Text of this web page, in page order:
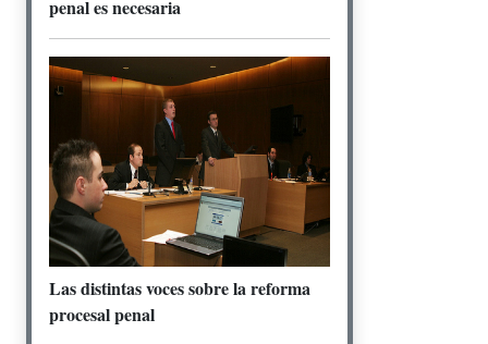
penal es necesaria
Las distintas voces sobre la reforma
procesal penal